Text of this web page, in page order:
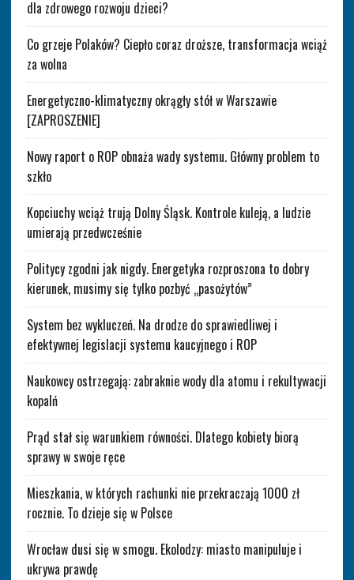
dla zdrowego rozwoju dzieci?
Co grzeje Polaków? Ciepło coraz droższe, transformacja wciąż
za wolna
Energetyczno-klimatyczny okrągły stół w Warszawie
[ZAPROSZENIE]
Nowy raport o ROP obnaża wady systemu. Główny problem to
szkło
Kopciuchy wciąż trują Dolny Śląsk. Kontrole kuleją, a ludzie
umierają przedwcześnie
Politycy zgodni jak nigdy. Energetyka rozproszona to dobry
kierunek, musimy się tylko pozbyć „pasożytów”
System bez wykluczeń. Na drodze do sprawiedliwej i
efektywnej legislacji systemu kaucyjnego i ROP
Naukowcy ostrzegają: zabraknie wody dla atomu i rekultywacji
kopalń
Prąd stał się warunkiem równości. Dlatego kobiety biorą
sprawy w swoje ręce
Mieszkania, w których rachunki nie przekraczają 1000 zł
rocznie. To dzieje się w Polsce
Wrocław dusi się w smogu. Ekolodzy: miasto manipuluje i
ukrywa prawdę